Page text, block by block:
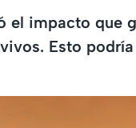
el impacto que
Esto